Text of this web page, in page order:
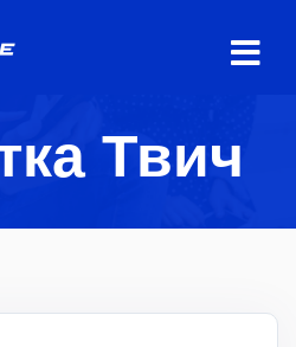
Твич